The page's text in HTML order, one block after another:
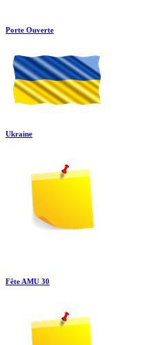
Porte Ouverte
Ukraine
Fête AMU 30